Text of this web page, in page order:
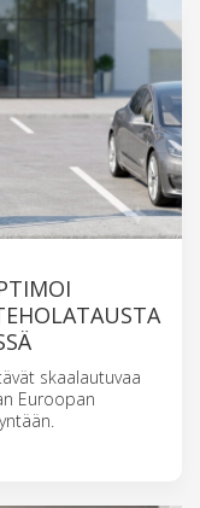
skaalautuvaa
Euroopan